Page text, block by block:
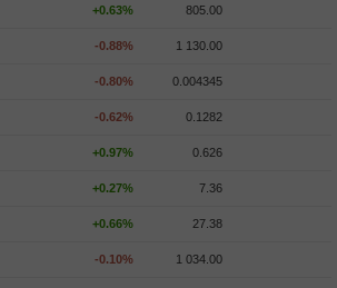
+0.63% 805.00
-0.88% 1 130.00
-0.80% 0.004345
-0.62% 0.1282
+0.97% 0.626
+0.27% 7.36
+0.66% 27.38
-0.10% 1 034.00